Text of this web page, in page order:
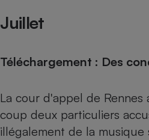
Juillet
Téléchargement : Des
La cour d'appel de Rennes
coup deux particuliers
illégalement de la